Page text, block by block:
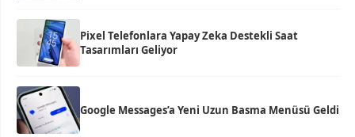
Pixel Telefonlara Yapay Zeka Destekli Saat
Tasarımları Geliyor
Google Messages’a Yeni Uzun Basma Menüsü Geldi